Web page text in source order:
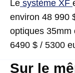
Le système XF
environ 48 990
optiques 35mm
6490 $ / 5300
Sur le